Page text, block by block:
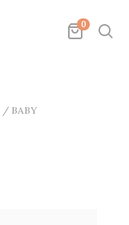
0
/ BABY